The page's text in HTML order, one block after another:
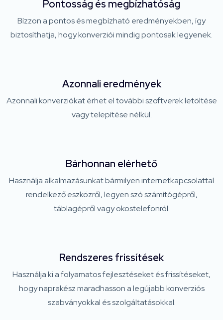
Pontosság és megbízhatóság
Bízzon a pontos és megbízható eredményekben, így
biztosíthatja, hogy konverziói mindig pontosak legyenek.
Azonnali eredmények
Azonnali konverziókat érhet el további szoftverek letöltése
vagy telepítése nélkül.
Bárhonnan elérhető
Használja alkalmazásunkat bármilyen internetkapcsolattal
rendelkező eszközről, legyen szó számítógépről,
táblagépről vagy okostelefonról.
Rendszeres frissítések
Használja ki a folyamatos fejlesztéseket és frissítéseket,
hogy naprakész maradhasson a legújabb konverziós
szabványokkal és szolgáltatásokkal.